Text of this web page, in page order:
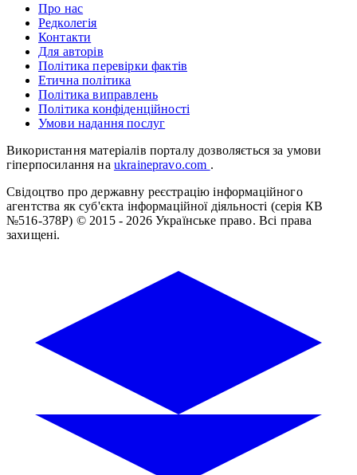
Про нас
Редколегія
Контакти
Для авторів
Політика перевірки фактів
Етична політика
Політика виправлень
Політика конфіденційності
Умови надання послуг
Використання матеріалів порталу дозволяється за умови
гіперпосилання на ukrainepravo.com .
Свідоцтво про державну реєстрацію інформаційного
агентства як суб'єкта інформаційної діяльності (серія КВ
№516-378Р) © 2015 - 2026 Українське право. Всі права
захищені.